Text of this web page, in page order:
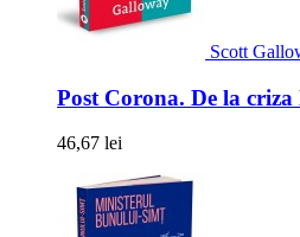
Scott
Post Corona. De la
46,67 lei